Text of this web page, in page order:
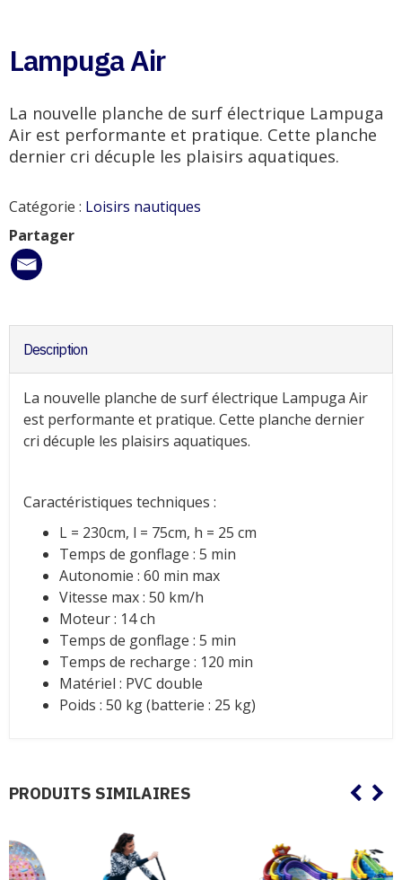
Lampuga Air
La nouvelle planche de surf électrique Lampuga
Air est performante et pratique. Cette planche
dernier cri décuple les plaisirs aquatiques.
Catégorie : Loisirs nautiques
Partager
Description
La nouvelle planche de surf électrique Lampuga Air
est performante et pratique. Cette planche dernier
cri décuple les plaisirs aquatiques.
Caractéristiques techniques :
L = 230cm, l = 75cm, h = 25 cm
Temps de gonflage : 5 min
Autonomie : 60 min max
Vitesse max : 50 km/h
Moteur : 14 ch
Temps de gonflage : 5 min
Temps de recharge : 120 min
Matériel : PVC double
Poids : 50 kg (batterie : 25 kg)
PRODUITS SIMILAIRES